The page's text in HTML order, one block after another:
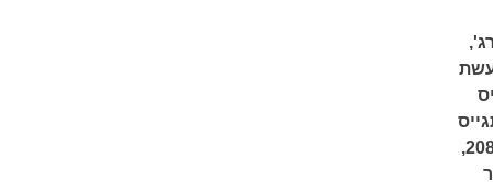
נוספים בעולם; בשנת 2007 ג'ורג',
להצלת עסקי המשפחה; מן העבר האחר של ההיסטוריה, בסין העתידית של שנת 2089,